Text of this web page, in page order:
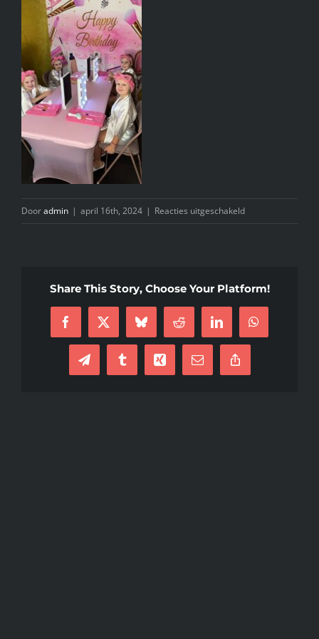
KIDS SPA PARTY
GIFTCARD
CONTACT
Dooradmin | april 16th, 2024 | Reacties uitgeschakeldvoor
thumbnail_image2
Share This Story, Choose Your Platform!
Facebook
X BlueskyReddit LinkedInWhatsApp
TelegramTumblrXing
E-
mail
Copy
Link